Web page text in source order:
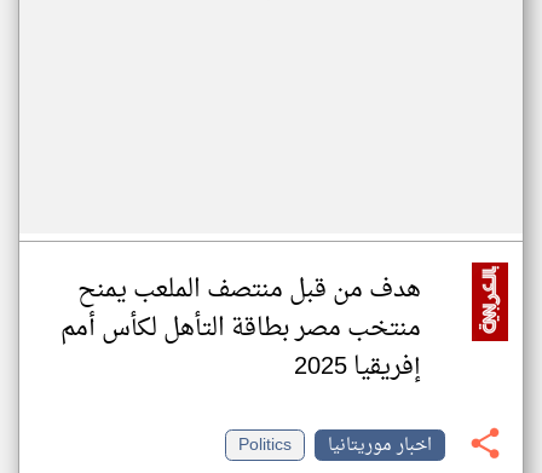
هدف من قبل منتصف الملعب يمنح
منتخب مصر بطاقة التأهل لكأس أمم
إفريقيا 2025
اخبار موريتانيا
Politics